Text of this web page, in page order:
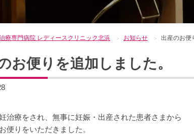
療専門病院 レディースクリニック北浜 お知らせ 出産のお便
お便りを追加しました。
治療をされ、無事に妊娠・出産された患者さまから
便りをいただきました。